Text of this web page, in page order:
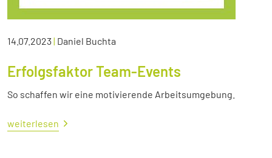
14.07.2023| Daniel Buchta
Erfolgsfaktor Team-Events
So schaffen wir eine motivierende Arbeitsumgebung.
weiterlesen